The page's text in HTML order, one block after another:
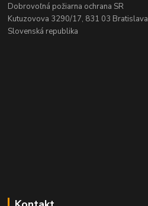
Dobrovoľná požiarna ochrana SR
Kutuzovova 3290/17, 831 03 Bratislava
Slovenská republika